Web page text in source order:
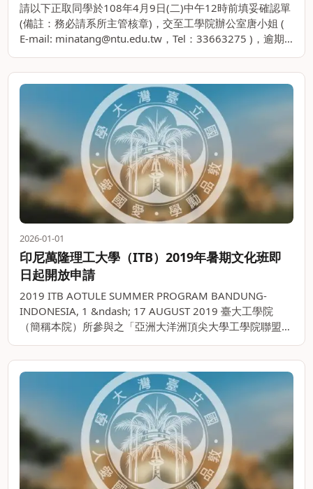
請以下正取同學於108年4月9日(二)中午12時前填妥確認單
(備註：務必請系所主管核章)，交至工學院辦公室唐小姐 (
E-mail: minatang@ntu.edu.tw，Tel：33663275 )，逾期
未繳交確認單或核章有缺漏者，視。。
2026-01-01
印尼萬隆理工大學（ITB）2019年暑期文化班即
日起開放申請
2019 ITB AOTULE SUMMER PROGRAM BANDUNG-
INDONESIA, 1 &ndash; 17 AUGUST 2019 臺大工學院
（簡稱本院）所參與之「亞洲大洋洲頂尖大學工學院聯盟」